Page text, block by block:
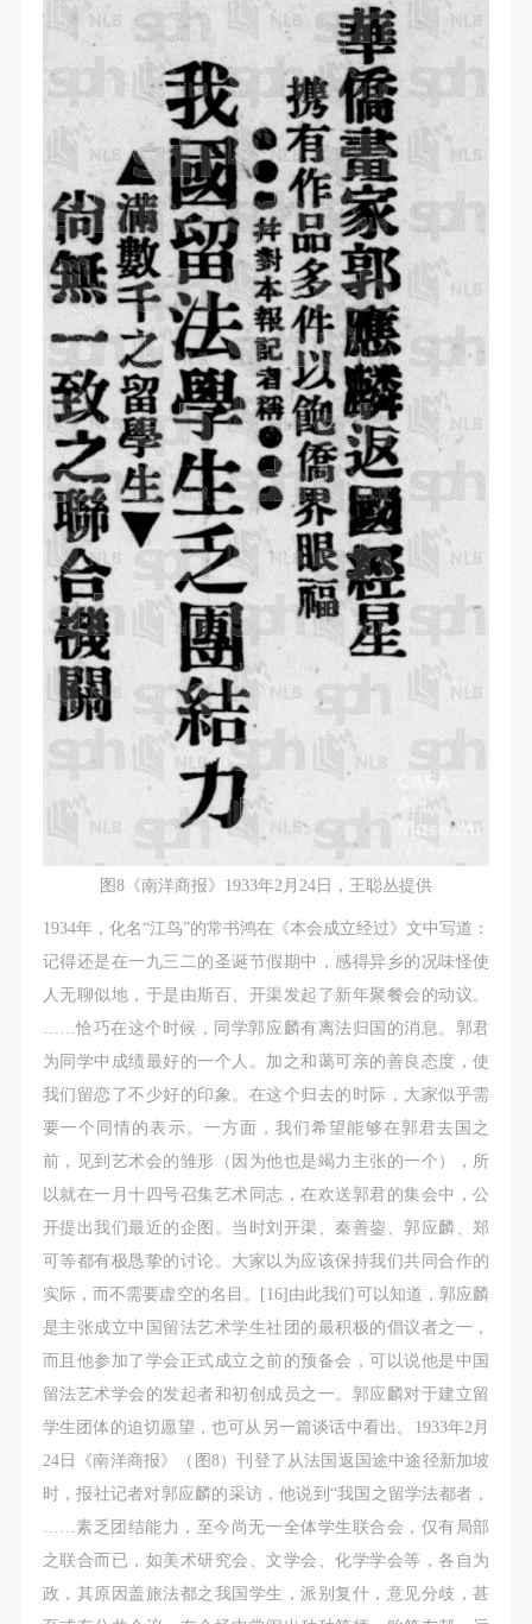
图8《南洋商报》1933年2月24日，王聪丛提供
1934年，化名“江鸟”的常书鸿在《本会成立经过》文中写道：
记得还是在一九三二的圣诞节假期中，感得异乡的况味怪使
人无聊似地，于是由斯百、开渠发起了新年聚餐会的动议。
……恰巧在这个时候，同学郭应麟有离法归国的消息。郭君
为同学中成绩最好的一个人。加之和蔼可亲的善良态度，使
我们留恋了不少好的印象。在这个归去的时际，大家似乎需
要一个同情的表示。一方面，我们希望能够在郭君去国之
前，见到艺术会的雏形（因为他也是竭力主张的一个），所
以就在一月十四号召集艺术同志，在欢送郭君的集会中，公
开提出我们最近的企图。当时刘开渠、秦善鋆、郭应麟、郑
可等都有极恳挚的讨论。大家以为应该保持我们共同合作的
实际，而不需要虚空的名目。[16]由此我们可以知道，郭应麟
是主张成立中国留法艺术学生社团的最积极的倡议者之一，
而且他参加了学会正式成立之前的预备会，可以说他是中国
留法艺术学会的发起者和初创成员之一。郭应麟对于建立留
学生团体的迫切愿望，也可从另一篇谈话中看出。1933年2月
24日《南洋商报》（图8）刊登了从法国返国途中途径新加坡
时，报社记者对郭应麟的采访，他说到“我国之留学法都者，
……素乏团结能力，至今尚无一全体学生联合会，仅有局部
之联合而已，如美术研究会、文学会、化学学会等，各自为
政，其原因盖旅法都之我国学生，派别复什，意见分歧，甚